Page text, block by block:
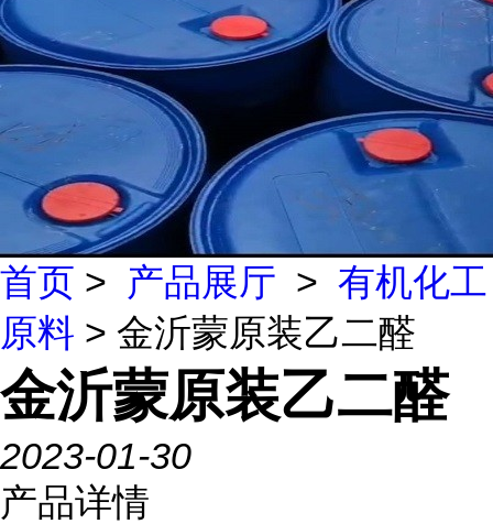
首页 > 产品展厅 > 有机化工
原料 > 金沂蒙原装乙二醛
金沂蒙原装乙二醛
2023-01-30
产品详情